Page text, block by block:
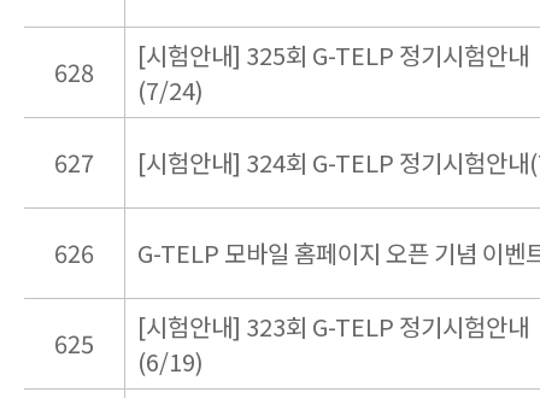
628
[시험안내] 325회 G-TELP 정기시험안내
(7/24)
627 [시험안내] 324회 G-TELP 정기시험안
626 G-TELP 모바일 홈페이지 오픈 기념 이벤
625
[시험안내] 323회 G-TELP 정기시험안내
(6/19)